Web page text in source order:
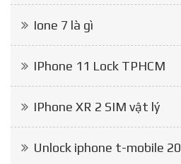
Ione 7 là gì
IPhone 11 Lock TPHCM
IPhone XR 2 SIM vật lý
Unlock iphone t-mobile